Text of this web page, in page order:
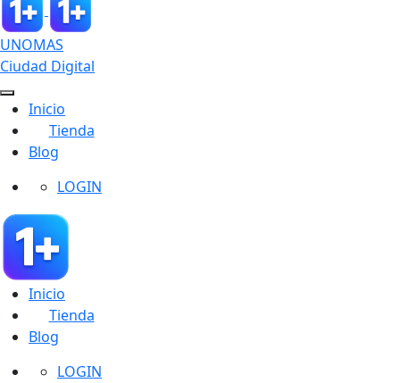
UNOMAS
Ciudad Digital
Inicio
Tienda
Blog
LOGIN
Inicio
Tienda
Blog
LOGIN